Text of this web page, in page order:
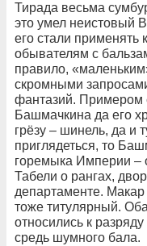
Тирада весьма
это умел неистовый
его стали применять
обывателям с
правило,
скромными
фантазий. Примером
Башмачкина да его
грёзу – шинель, да и
приглядеться, то
горемыка Империи –
Табели о рангах,
департаменте.
тоже титулярный.
относились к
средь шумного бала.